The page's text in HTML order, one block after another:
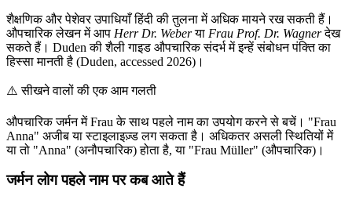
शैक्षणिक और पेशेवर उपाधियाँ हिंदी की तुलना में अधिक मायने रख सकती हैं।
औपचारिक लेखन में आप Herr Dr. Weberया Frau Prof. Dr. Wagnerदेख
सकते हैं। Duden की शैली गाइड औपचारिक संदर्भ में इन्हें संबोधन पंक्ति का
हिस्सा मानती है (Duden, accessed 2026)।
⚠️ सीखने वालों की एक आम गलती
औपचारिक जर्मन में Frau के साथ पहले नाम का उपयोग करने से बचें। "Frau
Anna" अजीब या स्टाइलाइज़्ड लग सकता है। अधिकतर असली स्थितियों में
या तो "Anna" (अनौपचारिक) होता है, या "Frau Müller" (औपचारिक)।
जर्मन लोग पहले नाम पर कब आते हैं